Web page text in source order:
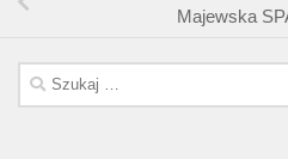
Majewska
Szukaj: